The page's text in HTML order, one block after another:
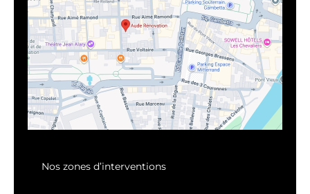
Nos zones d’interventions